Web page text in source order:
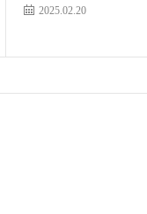
2025.02.20